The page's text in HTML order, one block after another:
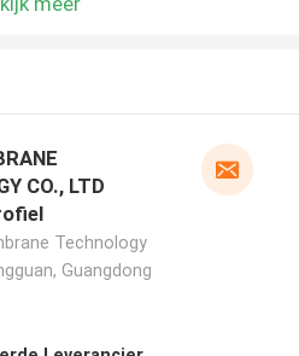
CO., LTD
Technology
Guangdong